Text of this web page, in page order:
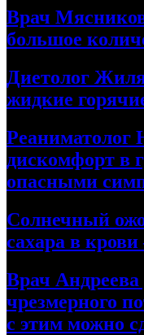
Врач
большое
Диетолог
жидкие
Реаниматолог
дискомфорт в
опасными
Солнечный
сахара в
Врач
чрезмерного
с этим можно